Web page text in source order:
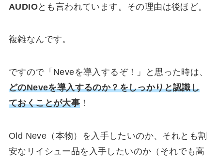
AUDIOとも言われています。その理由は後ほど。
複雑なんです。
ですので「Neveを導入するぞ！」と思った時は、
どのNeveを導入するのか？をしっかりと認識し
ておくことが大事 ！
Old Neve（本物）を入手したいのか、それとも割
安なリイシュー品を入手したいのか（それでも高